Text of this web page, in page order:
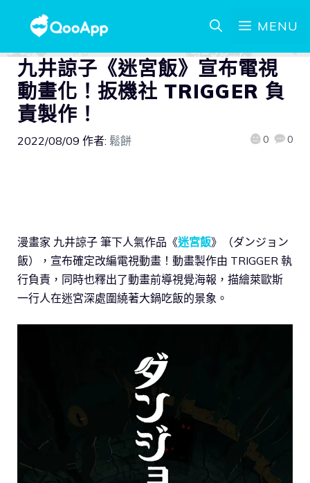
MENU
九井諒子《迷宮飯》宣布電視
動畫化！扳機社 TRIGGER 負
責製作！
2022/08/09 作者: 鬆餅 0 0
漫畫家 九井諒子 筆下人氣作品《迷宮飯》（ダンジョン
飯），宣布確定改編電視動畫！動畫製作由 TRIGGER 執
行負責，同時也釋出了動畫前導視覺海報，描繪萊歐斯
一行人在迷宮深處圍繞著大鍋吃飯的景象。